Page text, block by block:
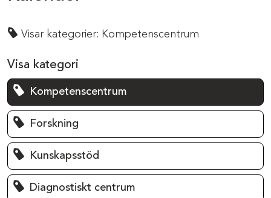
Visar kategorier: Kompetenscentrum
Visa kategori
Kompetenscentrum
Forskning
Kunskapsstöd
Diagnostiskt centrum